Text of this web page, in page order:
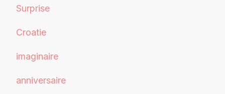
Surprise
Croatie
imaginaire
anniversaire